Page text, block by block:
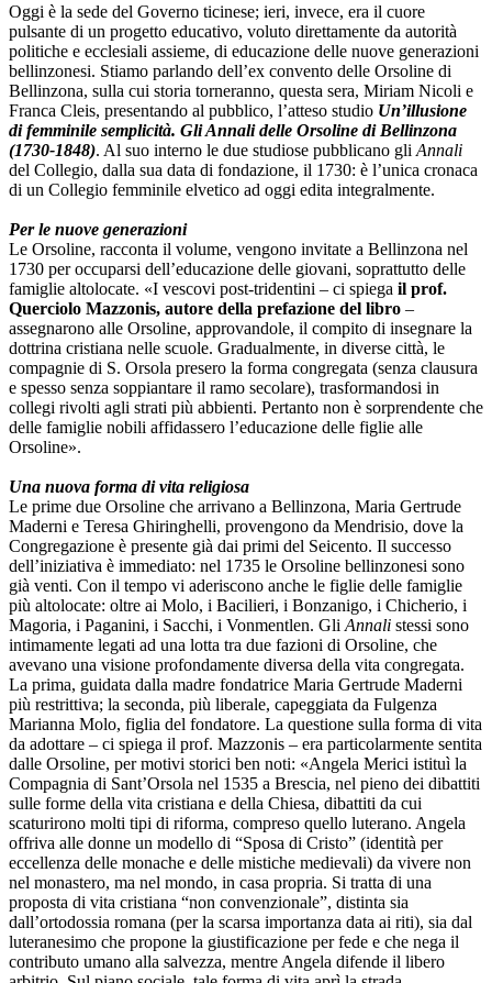
Oggi è la sede del Governo ticinese; ieri, invece, era il cuore
pulsante di un progetto educativo, voluto direttamente da autorità
politiche e ecclesiali assieme, di educazione delle nuove generazioni
bellinzonesi. Stiamo parlando dell’ex convento delle Orsoline di
Bellinzona, sulla cui storia torneranno, questa sera, Miriam Nicoli e
Franca Cleis, presentando al pubblico, l’atteso studio Un’illusione
di femminile semplicità. Gli Annali delle Orsoline di Bellinzona
(1730-1848). Al suo interno le due studiose pubblicano gli Annali
del Collegio, dalla sua data di fondazione, il 1730: è l’unica cronaca
di un Collegio femminile elvetico ad oggi edita integralmente.
Per le nuove generazioni
Le Orsoline, racconta il volume, vengono invitate a Bellinzona nel
1730 per occuparsi dell’educazione delle giovani, soprattutto delle
famiglie altolocate. «I vescovi post-tridentini – ci spiega il prof.
Querciolo Mazzonis, autore della prefazione del libro –
assegnarono alle Orsoline, approvandole, il compito di insegnare la
dottrina cristiana nelle scuole. Gradualmente, in diverse città, le
compagnie di S. Orsola presero la forma congregata (senza clausura
e spesso senza soppiantare il ramo secolare), trasformandosi in
collegi rivolti agli strati più abbienti. Pertanto non è sorprendente che
delle famiglie nobili affidassero l’educazione delle figlie alle
Orsoline».
Una nuova forma di vita religiosa
Le prime due Orsoline che arrivano a Bellinzona, Maria Gertrude
Maderni e Teresa Ghiringhelli, provengono da Mendrisio, dove la
Congregazione è presente già dai primi del Seicento. Il successo
dell’iniziativa è immediato: nel 1735 le Orsoline bellinzonesi sono
già venti. Con il tempo vi aderiscono anche le figlie delle famiglie
più altolocate: oltre ai Molo, i Bacilieri, i Bonzanigo, i Chicherio, i
Magoria, i Paganini, i Sacchi, i Vonmentlen. Gli Annali stessi sono
intimamente legati ad una lotta tra due fazioni di Orsoline, che
avevano una visione profondamente diversa della vita congregata.
La prima, guidata dalla madre fondatrice Maria Gertrude Maderni
più restrittiva; la seconda, più liberale, capeggiata da Fulgenza
Marianna Molo, figlia del fondatore. La questione sulla forma di vita
da adottare – ci spiega il prof. Mazzonis – era particolarmente sentita
dalle Orsoline, per motivi storici ben noti: «Angela Merici istituì la
Compagnia di Sant’Orsola nel 1535 a Brescia, nel pieno dei dibattiti
sulle forme della vita cristiana e della Chiesa, dibattiti da cui
scaturirono molti tipi di riforma, compreso quello luterano. Angela
offriva alle donne un modello di “Sposa di Cristo” (identità per
eccellenza delle monache e delle mistiche medievali) da vivere non
nel monastero, ma nel mondo, in casa propria. Si tratta di una
proposta di vita cristiana “non convenzionale”, distinta sia
dall’ortodossia romana (per la scarsa importanza data ai riti), sia dal
luteranesimo che propone la giustificazione per fede e che nega il
contributo umano alla salvezza, mentre Angela difende il libero